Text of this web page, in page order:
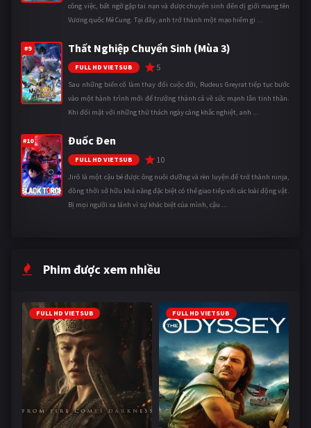
công việc, bất ngờ gặp tai nạn và được chuyển sinh đến dị giới mang tên
Vương quốc Mê Cung. Tại đây, anh trở thành một mạo hiểm gi ...
#9 Thất Nghiệp Chuyển Sinh (Mùa 3)
FULL HD VIETSUB 5
Sau những biến cố làm thay đổi cuộc đời, Rudeus Greyrat tiếp tục bước
vào một hành trình mới để trưởng thành cả về sức mạnh lẫn tinh thần.
Khi đối mặt với những thử thách ngày càng khắc nghiệt, anh ...
#10 Đuốc Đen
FULL HD VIETSUB 10
Jirô là một cậu bé được ông nuôi dưỡng và rèn luyện để trở thành ninja,
đồng thời sở hữu khả năng đặc biệt có thể giao tiếp với các loài động vật.
Bị mọi người xa lánh vì sự khác biệt của mình, cậu ...
Phim được xem nhiều
FULL HD VIETSUB FULL HD VIETSUB